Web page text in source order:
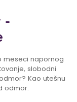
-
meseci napornog
slobodni
Kao utešnu
odmor.